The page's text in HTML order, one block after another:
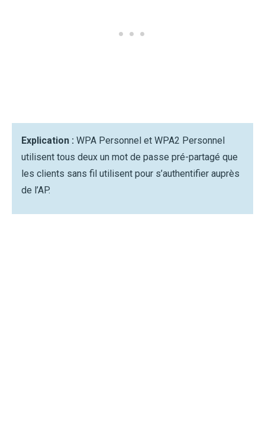
Explication : WPA Personnel et WPA2 Personnel
utilisent tous deux un mot de passe pré-partagé que
les clients sans fil utilisent pour s’authentifier auprès
de l’AP.